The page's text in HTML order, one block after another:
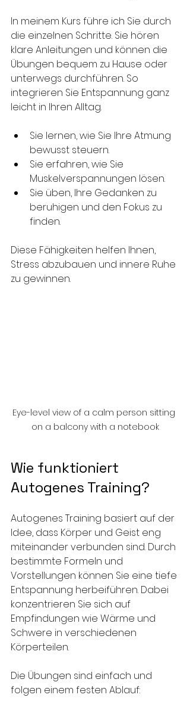
In meinem Kurs führe ich Sie durch
die einzelnen Schritte. Sie hören
klare Anleitungen und können die
Übungen bequem zu Hause oder
unterwegs durchführen. So
integrieren Sie Entspannung ganz
leicht in Ihren Alltag.
Sie lernen, wie Sie Ihre Atmung
bewusst steuern.
Sie erfahren, wie Sie
Muskelverspannungen lösen.
Sie üben, Ihre Gedanken zu
beruhigen und den Fokus zu
finden.
Diese Fähigkeiten helfen Ihnen,
Stress abzubauen und innere Ruhe
zu gewinnen.
Eye-level view of a calm person sitting
on a balcony with a notebook
Wie funktioniert
Autogenes Training?
Autogenes Training basiert auf der
Idee, dass Körper und Geist eng
miteinander verbunden sind. Durch
bestimmte Formeln und
Vorstellungen können Sie eine tiefe
Entspannung herbeiführen. Dabei
konzentrieren Sie sich auf
Empfindungen wie Wärme und
Schwere in verschiedenen
Körperteilen.
Die Übungen sind einfach und
folgen einem festen Ablauf: